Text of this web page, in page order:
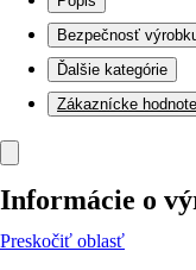
Bezpečnosť
Ďalšie kategórie
Zákaznícke
Informácie o
Preskočiť oblasť